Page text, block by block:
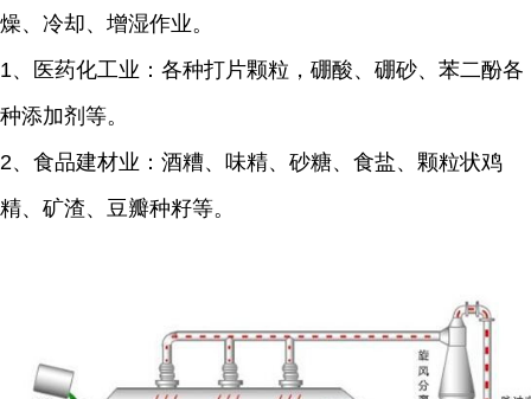
燥、冷却、增湿作业。
1、医药化工业：各种打片颗粒，硼酸、硼砂、苯二酚各
种添加剂等。
2、食品建材业：酒糟、味精、砂糖、食盐、颗粒状鸡
精、矿渣、豆瓣种籽等。